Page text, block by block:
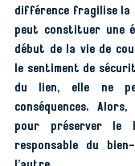
différence fragilise la
peut constituer une
début de la vie de
le sentiment de
du lien, elle ne
conséquences.
pour préserver le
responsable du